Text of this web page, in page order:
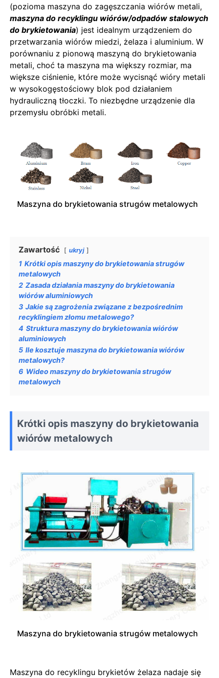
(pozioma maszyna do zagęszczania wiórów metali,
maszyna do recyklingu wiórów/odpadów stalowych
do brykietowania) jest idealnym urządzeniem do
przetwarzania wiórów miedzi, żelaza i aluminium. W
porównaniu z pionową maszyną do brykietowania
metali, choć ta maszyna ma większy rozmiar, ma
większe ciśnienie, które może wycisnąć wióry metali
w wysokogęstościowy blok pod działaniem
hydrauliczną tłoczki. To niezbędne urządzenie dla
przemysłu obróbki metali.
Maszyna do brykietowania strugów metalowych
Zawartość ukryj
1 Krótki opis maszyny do brykietowania strugów
metalowych
2 Zasada działania maszyny do brykietowania
wiórów aluminiowych
3 Jakie są zagrożenia związane z bezpośrednim
recyklingiem złomu metalowego?
4 Struktura maszyny do brykietowania wiórów
aluminiowych
5 Ile kosztuje maszyna do brykietowania wiórów
metalowych?
6 Wideo maszyny do brykietowania strugów
metalowych
Krótki opis maszyny do brykietowania
wiórów metalowych
Maszyna do brykietowania strugów metalowych
Maszyna do recyklingu brykietów żelaza nadaje się